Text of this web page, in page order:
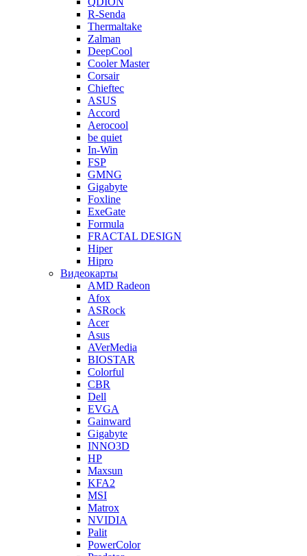
R-Senda
Thermaltake
Zalman
DeepCool
Cooler Master
Corsair
Chieftec
ASUS
Accord
Aerocool
be quiet
In-Win
FSP
GMNG
Gigabyte
Foxline
ExeGate
Formula
FRACTAL DESIGN
Hiper
Hipro
Видеокарты
AMD Radeon
Afox
ASRock
Acer
Asus
AVerMedia
BIOSTAR
Colorful
CBR
Dell
EVGA
Gainward
Gigabyte
INNO3D
HP
Maxsun
KFA2
MSI
Matrox
NVIDIA
Palit
PowerColor